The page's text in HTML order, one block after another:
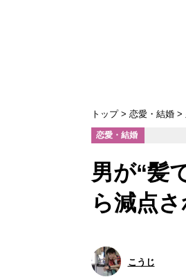
トップ 恋愛・結婚
恋愛・結婚
男が“髪
ら減点
こうじ